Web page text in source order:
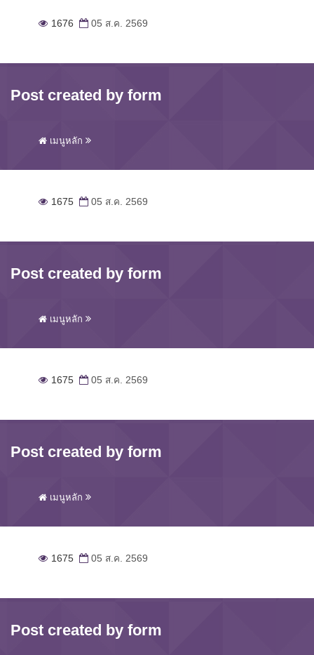
1676 05 ส.ค. 2569
Post created by form
เมนูหลัก
1675 05 ส.ค. 2569
Post created by form
เมนูหลัก
1675 05 ส.ค. 2569
Post created by form
เมนูหลัก
1675 05 ส.ค. 2569
Post created by form